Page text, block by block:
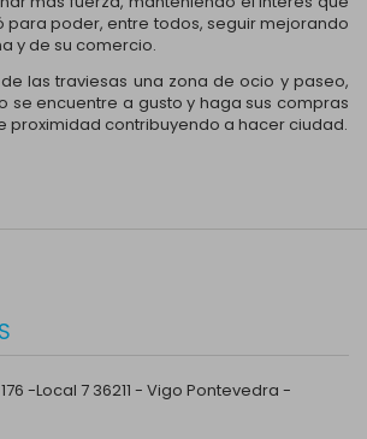
para poder, entre todos, seguir mejorando
y de su comercio.
las traviesas una zona de ocio y paseo,
se encuentre a gusto y haga sus compras
proximidad contribuyendo a hacer ciudad.
-Local 7 36211 - Vigo Pontevedra -